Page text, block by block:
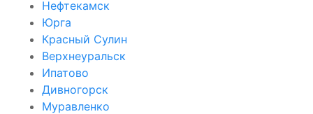
Нефтекамск
Юрга
Красный Сулин
Верхнеуральск
Ипатово
Дивногорск
Муравленко